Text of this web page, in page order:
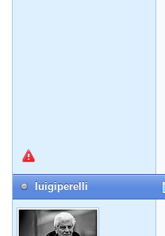
luigiperelli